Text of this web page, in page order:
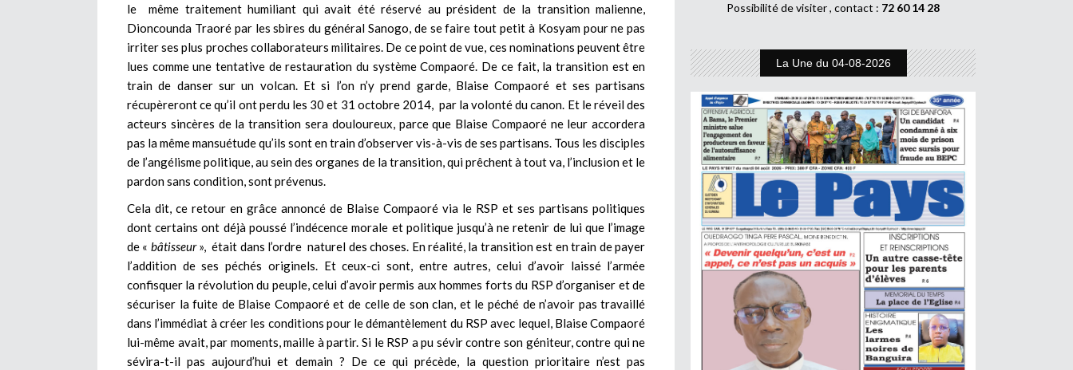
le même traitement humiliant qui avait été réservé au président de la transition malienne,
Dioncounda Traoré par les sbires du général Sanogo, de se faire tout petit à Kosyam pour ne pas
irriter ses plus proches collaborateurs militaires. De ce point de vue, ces nominations peuvent être
lues comme une tentative de restauration du système Compaoré. De ce fait, la transition est en
train de danser sur un volcan. Et si l’on n’y prend garde, Blaise Compaoré et ses partisans
récupèreront ce qu’il ont perdu les 30 et 31 octobre 2014, par la volonté du canon. Et le réveil des
acteurs sincères de la transition sera douloureux, parce que Blaise Compaoré ne leur accordera
pas la même mansuétude qu’ils sont en train d’observer vis-à-vis de ses partisans. Tous les disciples
de l’angélisme politique, au sein des organes de la transition, qui prêchent à tout va, l’inclusion et le
pardon sans condition, sont prévenus.
Cela dit, ce retour en grâce annoncé de Blaise Compaoré via le RSP et ses partisans politiques
dont certains ont déjà poussé l’indécence morale et politique jusqu’à ne retenir de lui que l’image
de « bâtisseur», était dans l’ordre naturel des choses. En réalité, la transition est en train de payer
l’addition de ses péchés originels. Et ceux-ci sont, entre autres, celui d’avoir laissé l’armée
confisquer la révolution du peuple, celui d’avoir permis aux hommes forts du RSP d’organiser et de
sécuriser la fuite de Blaise Compaoré et de celle de son clan, et le péché de n’avoir pas travaillé
dans l’immédiat à créer les conditions pour le démantèlement du RSP avec lequel, Blaise Compaoré
lui-même avait, par moments, maille à partir. Si le RSP a pu sévir contre son géniteur, contre qui ne
sévira-t-il pas aujourd’hui et demain ? De ce qui précède, la question prioritaire n’est pas
Possibilité de visiter , contact : 72 60 14 28
La Une du 04-08-2026